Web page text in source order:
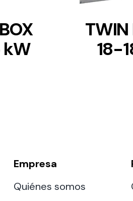
kW
TWIN
18-
Empresa
Quiénes somos